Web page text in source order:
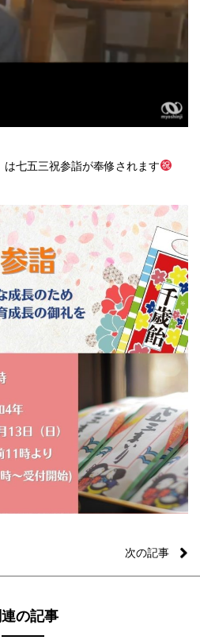
七五三祝参詣が奉修されます
次の記事
連の記事